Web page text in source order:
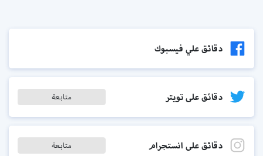
دقائق علي فيسبوك
دقائق على تويتر متابعة
دقائق على انستجرام متابعة